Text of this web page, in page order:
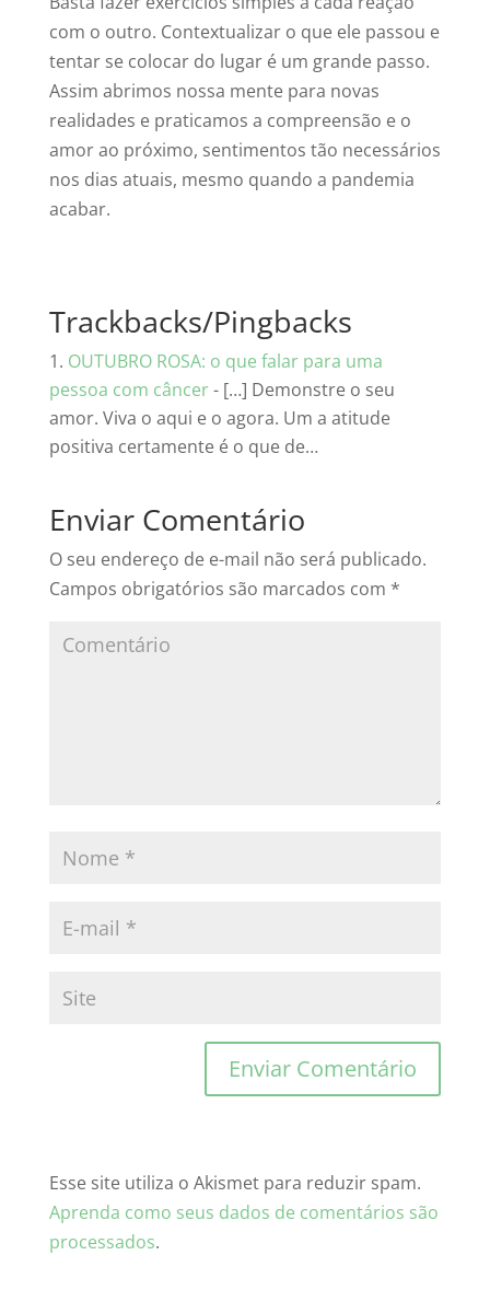
com o outro. Contextualizar o que ele passou e
tentar se colocar do lugar é um grande passo.
Assim abrimos nossa mente para novas
realidades e praticamos a compreensão e o
amor ao próximo, sentimentos tão necessários
nos dias atuais, mesmo quando a pandemia
acabar.
Trackbacks/Pingbacks
OUTUBRO ROSA: o que falar para uma
pessoa com câncer- […] Demonstre o seu
amor. Viva o aqui e o agora. Um a atitude
positiva certamente é o que de…
Enviar Comentário
O seu endereço de e-mail não será publicado.
Campos obrigatórios são marcados com *
Esse site utiliza o Akismet para reduzir spam.
Aprenda como seus dados de comentários são
processados.